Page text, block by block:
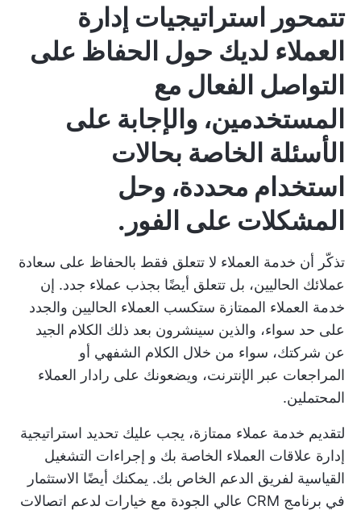
تتمحور استراتيجيات إدارة
العملاء لديك حول الحفاظ على
التواصل الفعال مع
المستخدمين، والإجابة على
الأسئلة الخاصة بحالات
استخدام محددة، وحل
المشكلات على الفور.
تذكّر أن خدمة العملاء لا تتعلق فقط بالحفاظ على سعادة
عملائك الحاليين، بل تتعلق أيضًا بجذب عملاء جدد. إن
خدمة العملاء الممتازة ستكسب العملاء الحاليين والجدد
على حد سواء، والذين سينشرون بعد ذلك الكلام الجيد
عن شركتك، سواء من خلال الكلام الشفهي أو
المراجعات عبر الإنترنت، ويضعونك على رادار العملاء
المحتملين.
لتقديم خدمة عملاء ممتازة، يجب عليك تحديد استراتيجية
إدارة علاقات العملاء الخاصة بك و إجراءات التشغيل
القياسية لفريق الدعم الخاص بك. يمكنك أيضًا الاستثمار
في برنامج CRM عالي الجودة مع خيارات لدعم اتصالات